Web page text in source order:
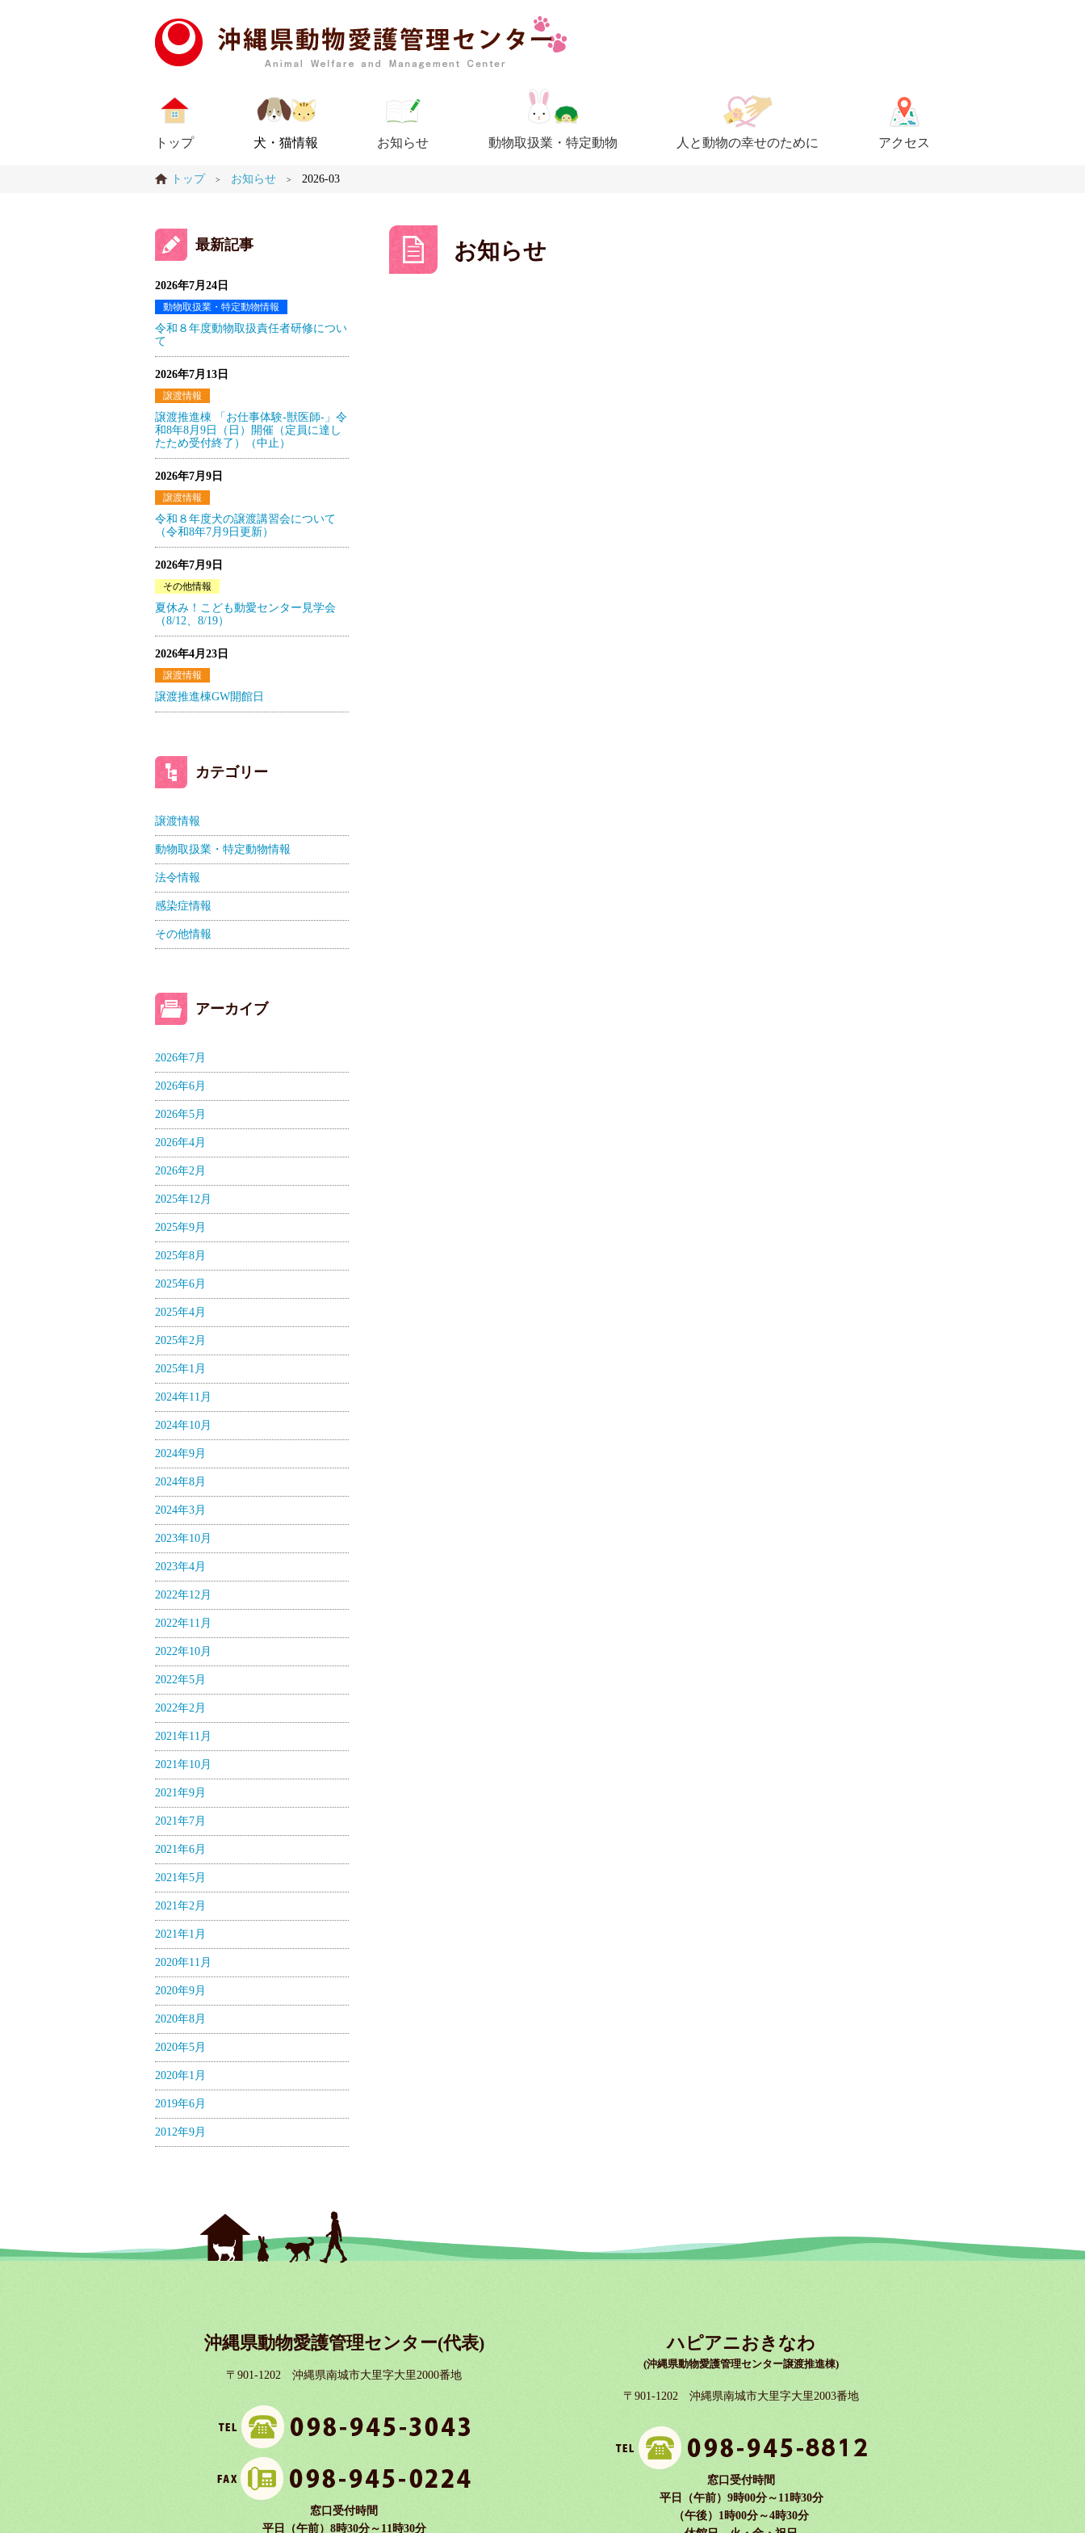
トップ 犬・猫情報 お知らせ 動物取扱業・特定動物 人と動物の幸せのために アクセス
トップ > お知らせ > 2026-03
お知らせ
最新記事
2026年7月24日
動物取扱業・特定動物情報
令和８年度動物取扱責任者研修につい
て
2026年7月13日
譲渡情報
譲渡推進棟 「お仕事体験-獣医師-」令
和8年8月9日（日）開催（定員に達し
たため受付終了）（中止）
2026年7月9日
譲渡情報
令和８年度犬の譲渡講習会について
（令和8年7月9日更新）
2026年7月9日
その他情報
夏休み！こども動愛センター見学会
（8/12、8/19）
2026年4月23日
譲渡情報
譲渡推進棟GW開館日
カテゴリー
譲渡情報
動物取扱業・特定動物情報
法令情報
感染症情報
その他情報
アーカイブ
2026年7月
2026年6月
2026年5月
2026年4月
2026年2月
2025年12月
2025年9月
2025年8月
2025年6月
2025年4月
2025年2月
2025年1月
2024年11月
2024年10月
2024年9月
2024年8月
2024年3月
2023年10月
2023年4月
2022年12月
2022年11月
2022年10月
2022年5月
2022年2月
2021年11月
2021年10月
2021年9月
2021年7月
2021年6月
2021年5月
2021年2月
2021年1月
2020年11月
2020年9月
2020年8月
2020年5月
2020年1月
2019年6月
2012年9月
沖縄県動物愛護管理センター(代表)
〒901-1202 沖縄県南城市大里字大里2000番地
窓口受付時間
平日（午前）8時30分～11時30分
ハピアニおきなわ
(沖縄県動物愛護管理センター譲渡推進棟)
〒901-1202 沖縄県南城市大里字大里2003番地
窓口受付時間
平日（午前）9時00分～11時30分
（午後）1時00分～4時30分